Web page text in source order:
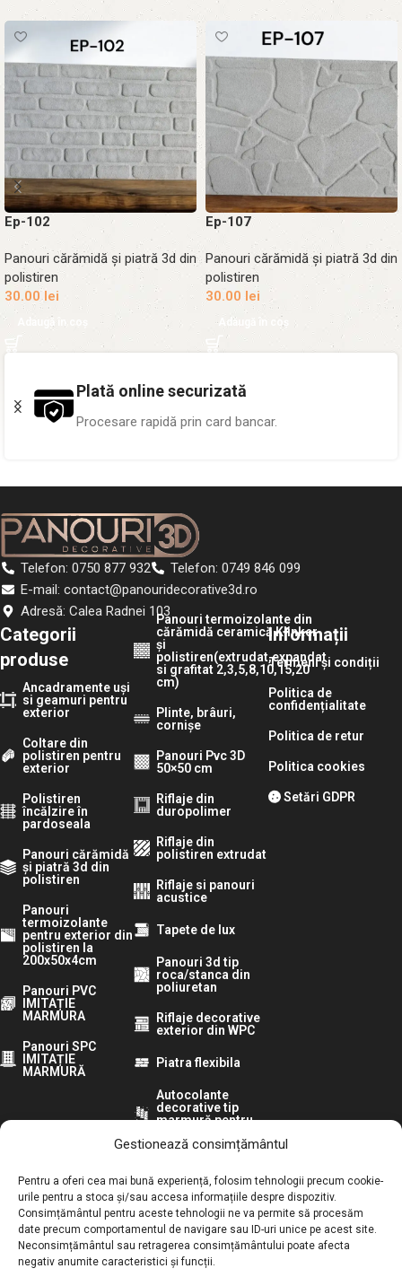
Gestionează consimțământul
Pentru a oferi cea mai bună experiență, folosim tehnologii precum cookie-
urile pentru a stoca și/sau accesa informațiile despre dispozitiv.
Consimțământul pentru aceste tehnologii ne va permite să procesăm
date precum comportamentul de navigare sau ID-uri unice pe acest site.
Neconsimțământul sau retragerea consimțământului poate afecta
negativ anumite caracteristici și funcții.
Ep-102
Panouri cărămidă și piatră 3d din
polistiren
30.00lei
Adaugă în coș
Ep-107
Panouri cărămidă și piatră 3d din
polistiren
30.00 lei
Adaugă în coș
Peste 1.000 proiecte
Pereți transformați în toată țara.
Telefon: 0750 877 932
Telefon: 0749 846 099
E-mail: contact@panouridecorative3d.ro
Adresă: Calea Radnei 103
Categorii
produse
Ancadramente uși
si geamuri pentru
exterior
Coltare din
polistiren pentru
exterior
Polistiren
încălzire în
pardoseala
Panouri cărămidă
și piatră 3d din
polistiren
Panouri
termoizolante
pentru exterior din
polistiren la
200x50x4cm
Panouri PVC
IMITAȚIE
MARMURA
Panouri SPC
IMITAȚIE
MARMURĂ
Panouri termoizolante din
cărămidă ceramică Klinker
și
polistiren(extrudat,expandat
si grafitat 2,3,5,8,10,15,20
cm)
Plinte, brâuri,
cornișe
Panouri Pvc 3D
50×50 cm
Riflaje din
duropolimer
Riflaje din
polistiren extrudat
Riflaje si panouri
acustice
Tapete de lux
Panouri 3d tip
roca/stanca din
poliuretan
Riflaje decorative
exterior din WPC
Piatra flexibila
Autocolante
decorative tip
marmură pentru
Informații
Termeni și condiții
Politica de
confidențialitate
Politica de retur
Politica cookies
Setări GDPR
ANPC:
Autoritatea Națională pentru Protecția Consumatorilor